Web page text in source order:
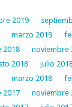
2019
marzo 2019
2018 noviembre
2018 julio
marzo 2018
2017 noviembre